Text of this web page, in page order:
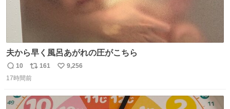
夫から早く風呂あがれの圧がこちら
返
信
10
リ
ポ
ト
161
い
数
9,256
17時間前